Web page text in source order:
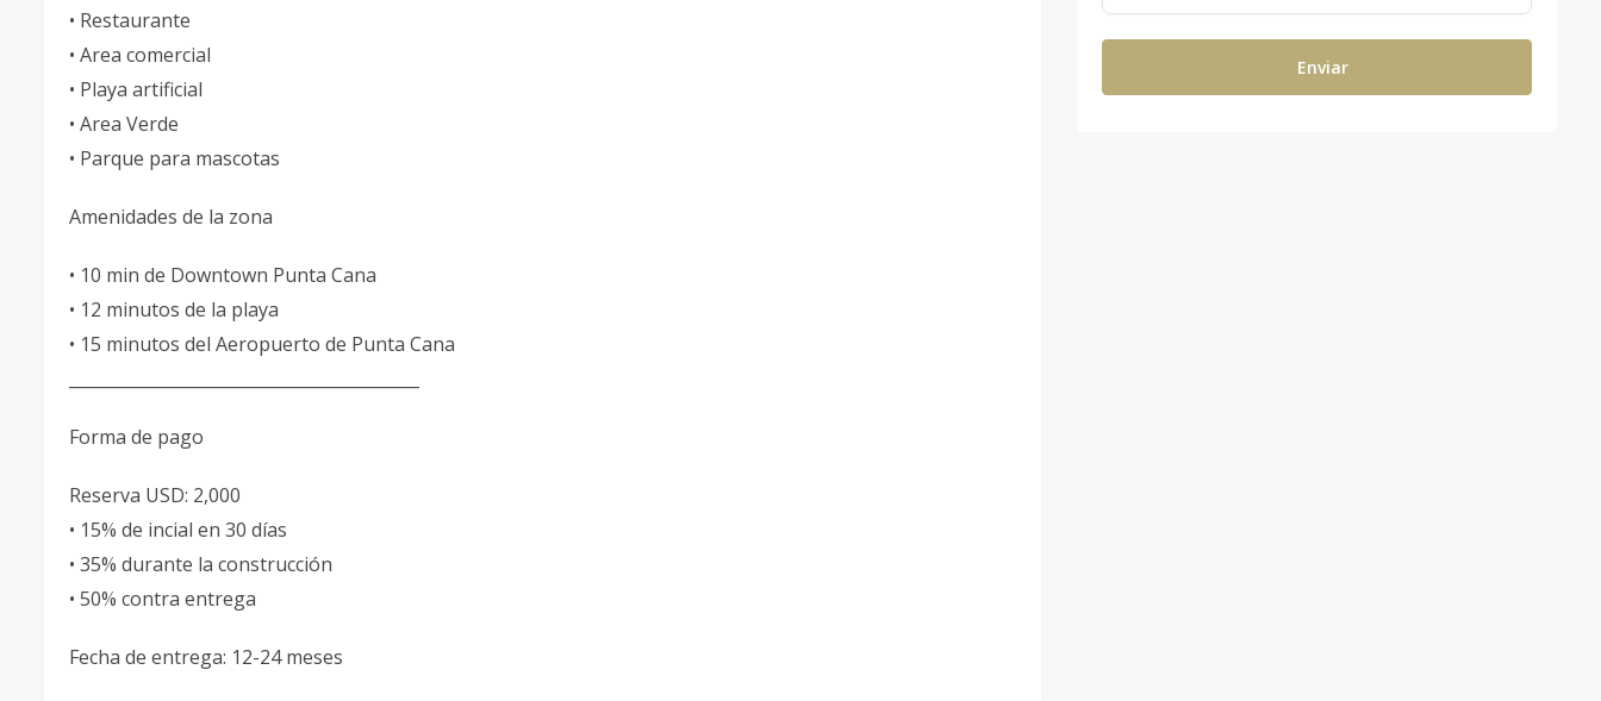
• Restaurante
• Area comercial
• Playa artificial
• Area Verde
• Parque para mascotas
Amenidades de la zona
• 10 min de Downtown Punta Cana
• 12 minutos de la playa
• 15 minutos del Aeropuerto de Punta Cana
Forma de pago
Reserva USD: 2,000
• 15% de incial en 30 días
• 35% durante la construcción
• 50% contra entrega
Fecha de entrega: 12-24 meses
Enviar